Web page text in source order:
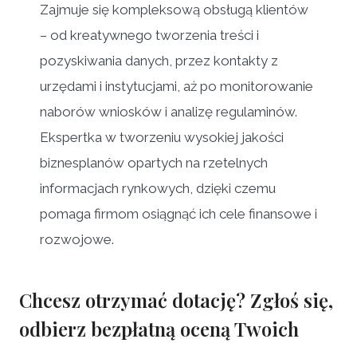
Zajmuje się kompleksową obsługą klientów
– od kreatywnego tworzenia treści i
pozyskiwania danych, przez kontakty z
urzędami i instytucjami, aż po monitorowanie
naborów wniosków i analizę regulaminów.
Ekspertka w tworzeniu wysokiej jakości
biznesplanów opartych na rzetelnych
informacjach rynkowych, dzięki czemu
pomaga firmom osiągnąć ich cele finansowe i
rozwojowe.
Chcesz otrzymać dotację? Zgłoś się,
odbierz bezpłatną oceną Twoich